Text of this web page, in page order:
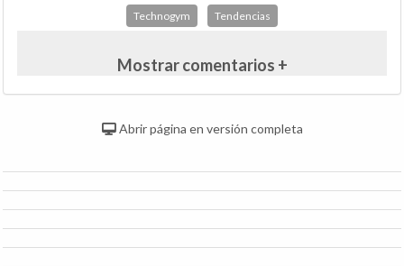
Technogym Tendencias
Mostrar comentarios +
Abrir página en versión completa